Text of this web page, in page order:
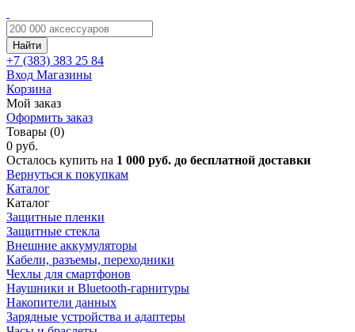
Найти
+7 (383) 383 25 84
Вход Магазины
Корзина
Мой заказ
Оформить заказ
Товары (0)
0 руб.
Осталось купить на 1 000 руб. до бесплатной доставки
Вернуться к покупкам
Каталог
Каталог
Защитные пленки
Защитные стекла
Внешние аккумуляторы
Кабели, разъемы, переходники
Чехлы для смартфонов
Наушники и Bluetooth-гарнитуры
Накопители данных
Зарядные устройства и адаптеры